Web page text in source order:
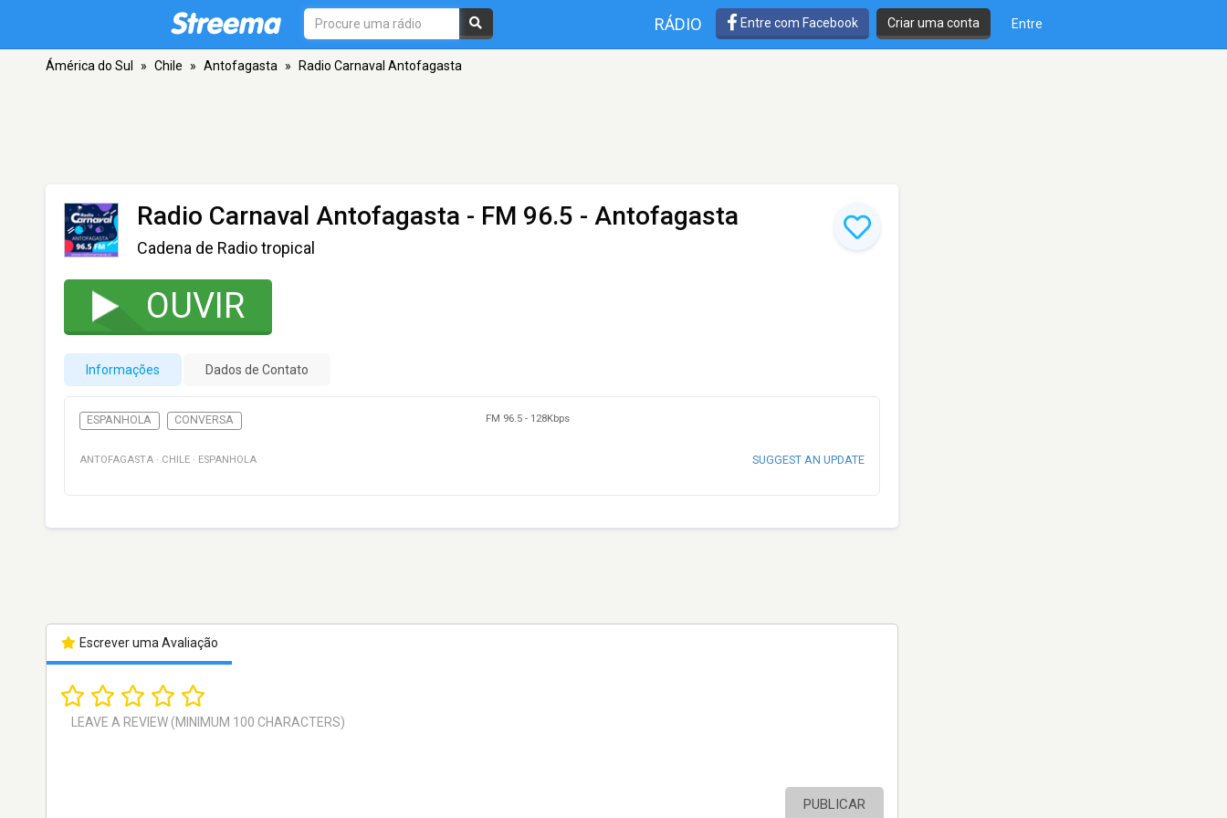
RÁDIO Entre com Facebook Criar uma conta Entre
Ámérica do Sul » Chile » Antofagasta » Radio Carnaval Antofagasta
Radio Carnaval Antofagasta - FM 96.5 - Antofagasta
Cadena de Radio tropical
OUVIR
Informações Dados de Contato
ESPANHOLA CONVERSA FM 96.5 - 128Kbps
ANTOFAGASTA · CHILE · ESPANHOLA SUGGEST AN UPDATE
Escrever uma Avaliação
PUBLICAR